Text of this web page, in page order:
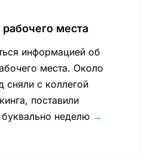
места
информацией об
места. Около
сняли с коллегой
поставили
неделю →